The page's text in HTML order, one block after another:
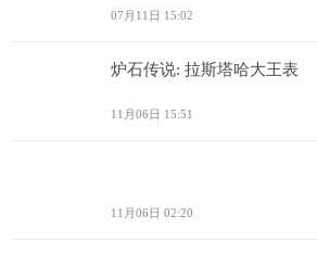
07月11日 15:02
炉石传说: 拉斯塔哈大王表
11月06日 15:51
11月06日 02:20